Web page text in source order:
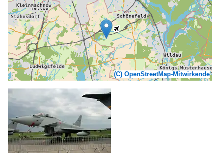
(C) OpenStreetMap-Mitwirkende